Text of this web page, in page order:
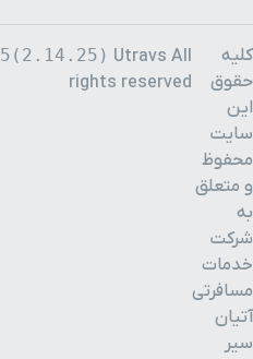
کلیه
حقوق
این
سایت
محفوظ
و متعلق
به
شرکت
خدمات
مسافرتی
آتیان
سیر
Utravs All
rights reserved